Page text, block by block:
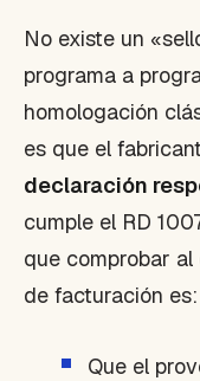
No existe un
programa a
homologación
es que el
declaración
cumple el RD
que comprobar
de facturación es:
Que el